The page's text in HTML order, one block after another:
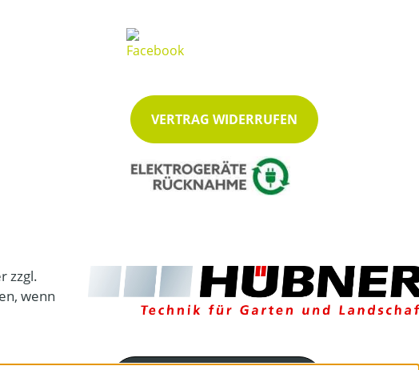
VERTRAG WIDERRUFEN
zzgl.
wenn